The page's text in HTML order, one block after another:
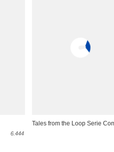
6.444
Tales from the Loop Serie